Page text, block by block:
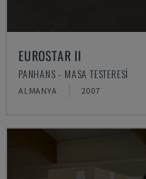
EUROSTAR II
PANHANS - MASA TESTERESI
ALMANYA 2007